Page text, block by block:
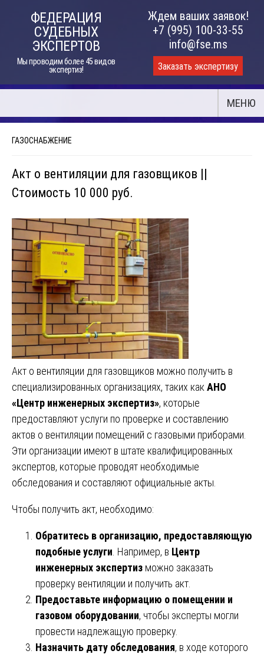
ФЕДЕРАЦИЯ
СУДЕБНЫХ
ЭКСПЕРТОВ
Мы проводим более 45 видов
экспертиз!
Ждем ваших заявок!
+7 (995) 100-33-55
info@fse.ms
Заказать экспертизу
МЕНЮ
ГАЗОСНАБЖЕНИЕ
Акт о вентиляции для газовщиков ||
Стоимость 10 000 руб.
Акт о вентиляции для газовщиков можно получить в
специализированных организациях, таких как АНО
«Центр инженерных экспертиз», которые
предоставляют услуги по проверке и составлению
актов о вентиляции помещений с газовыми приборами.
Эти организации имеют в штате квалифицированных
экспертов, которые проводят необходимые
обследования и составляют официальные акты.
Чтобы получить акт, необходимо:
Обратитесь в организацию, предоставляющую
подобные услуги . Например, в Центр
инженерных экспертиз можно заказать
проверку вентиляции и получить акт.
Предоставьте информацию о помещении и
газовом оборудовании, чтобы эксперты могли
провести надлежащую проверку.
Назначить дату обследования, в ходе которого